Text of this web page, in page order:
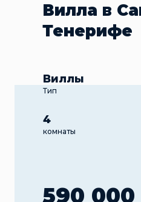
Вилла в
Тенерифе
Виллы
Тип
4
комнаты
590